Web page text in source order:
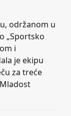
održanom u
„Sportsko
i
je ekipu
za treće